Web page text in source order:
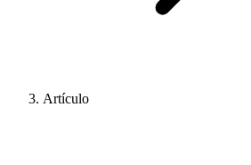
Artículo